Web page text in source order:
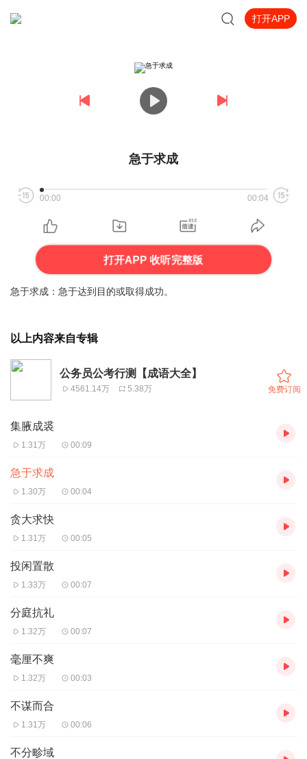
打开APP
急于求成
00:00 00:04
打开APP 收听完整版
急于求成：急于达到目的或取得成功。
以上内容来自专辑
公务员公考行测【成语大全】
4561.14万 5.38万 免费订阅
集腋成裘
1.31万 00:09
急于求成
1.30万 00:04
贪大求快
1.31万 00:05
投闲置散
1.33万 00:07
分庭抗礼
1.32万 00:07
毫厘不爽
1.32万 00:03
不谋而合
1.31万 00:06
不分畛域